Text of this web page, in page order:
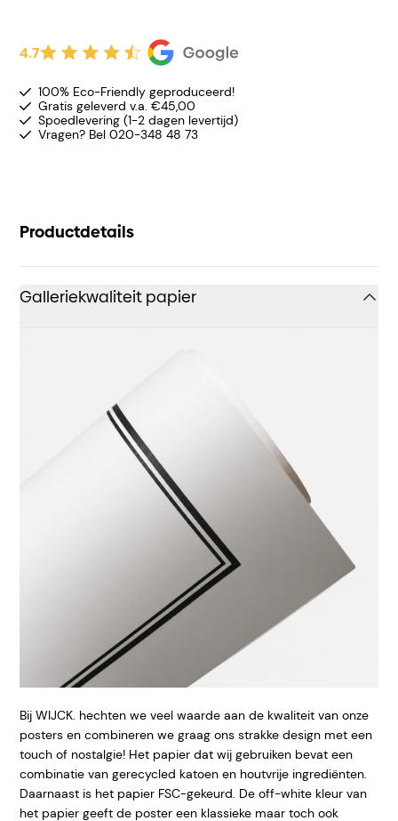
4.7
100% Eco-Friendly geproduceerd!
Gratis geleverd v.a. €45,00
Spoedlevering (1-2 dagen levertijd)
Vragen? Bel 020-348 48 73
Productdetails
Galleriekwaliteit papier
Bij WIJCK. hechten we veel waarde aan de kwaliteit van onze
posters en combineren we graag ons strakke design met een
touch of nostalgie! Het papier dat wij gebruiken bevat een
combinatie van gerecycled katoen en houtvrije ingrediënten.
Daarnaast is het papier FSC-gekeurd. De off-white kleur van
het papier geeft de poster een klassieke maar toch ook